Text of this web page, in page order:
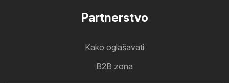
Partnerstvo
Kako oglašavati
B2B zona